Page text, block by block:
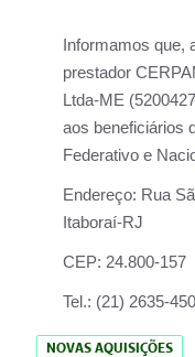
Informamos que,
prestador
Ltda-ME
aos beneficiários
Federativo e
Endereço: Rua
Itaboraí-RJ
CEP: 24.800-157
Tel.: (21) 2635-
NOVAS AQUISIÇÕES